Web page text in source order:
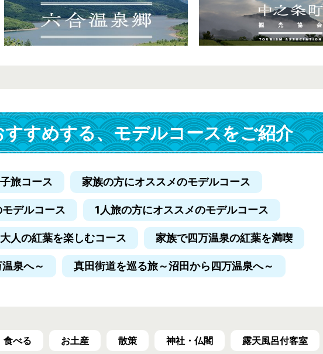
すめする、モデルコースをご紹介
旅コース 家族の方にオススメのモデルコース
デルコース 1人旅の方にオススメのモデルコース
大人の紅葉を楽しむコース 家族で四万温泉の紅葉を満喫
泉へ～ 真田街道を巡る旅～沼田から四万温泉へ～
食べる お土産 散策 神社・仏閣 露天風呂付客室